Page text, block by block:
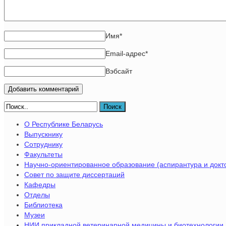
Имя*
Email-адрес*
Вэбсайт
Поиск
О Республике Беларусь
Выпускнику
Сотруднику
Факультеты
Научно-ориентированное образование (аспирантура и
Совет по защите диссертаций
Кафедры
Отделы
Библиотека
Музеи